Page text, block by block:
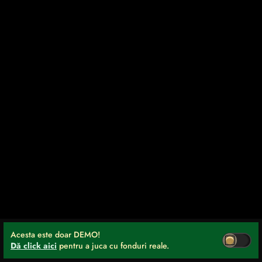
Acesta este doar DEMO!
Dă click aici pentru a juca cu fonduri reale.